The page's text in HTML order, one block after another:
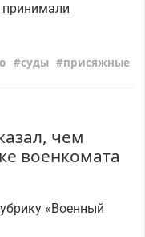
принимали
суды присяжные
чем
военкомата
«Военный